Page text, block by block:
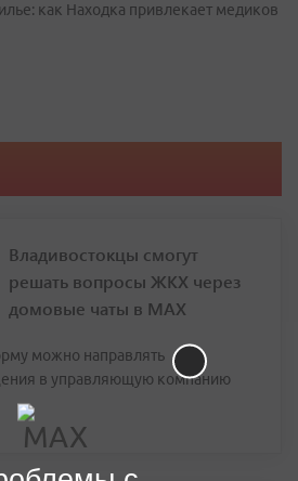
как Находка привлекает медиков
Владивостокцы смогут
решать вопросы ЖКХ через
домовые чаты в МАХ
можно направлять
в управляющую компанию